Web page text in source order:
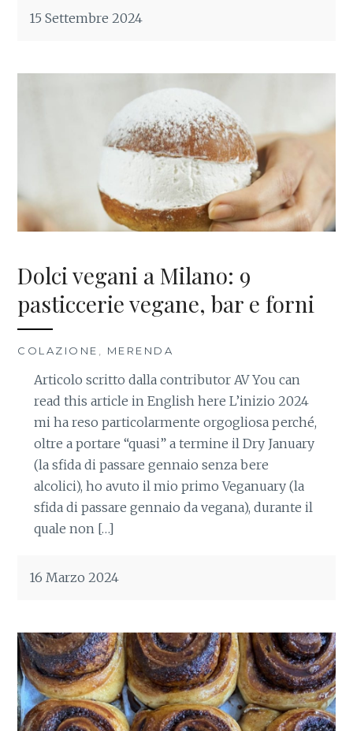
15 Settembre 2024
Dolci vegani a Milano: 9
pasticcerie vegane, bar e forni
COLAZIONE , MERENDA
Articolo scritto dalla contributor AV You can
read this article in English here L’inizio 2024
mi ha reso particolarmente orgogliosa perché,
oltre a portare “quasi” a termine il Dry January
(la sfida di passare gennaio senza bere
alcolici), ho avuto il mio primo Veganuary (la
sfida di passare gennaio da vegana), durante il
quale non […]
16 Marzo 2024